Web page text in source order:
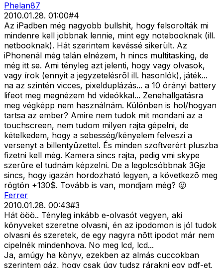
Phelan87
2010.01.28. 01:00#4
Az iPadben még nagyobb bullshit, hogy felsorolták mi
mindenre kell jobbnak lennie, mint egy notebooknak (ill.
netbooknak). Hát szerintem kevéssé sikerült. Az
iPhonenál még talán elnézem, h nincs multitasking, de
még itt se. Ami tényleg azt jelenti, hogy vagy olvasok,
vagy írok (ennyit a jegyzetelésrõl ill. hasonlók), játék...
na az szintén vicces, pixelduplázás... a 10 órányi battery
lifeot meg megnézem hd videókkal... Zenehallgatásra
meg végképp nem használnám. Különben is hol/hogyan
tartsa az ember? Amire nem tudok mit mondani az a
touchscreen, nem tudom milyen rajta gépelni, de
kételkedem, hogy a sebesség/kényelem felveszi a
versenyt a billentyûzettel. És minden szoftverért pluszba
fizetni kell még. Kamera sincs rajta, pedig vmi skype
szerûre el tudnám képzelni. De a legolcsóbbnak 3Gje
sincs, hogy igazán hordozható legyen, a következõ meg
rögtön +130$. Tovább is van, mondjam még? 😛
Ferrer
2010.01.28. 00:43#3
Hát ööö.. Tényleg inkább e-olvasót vegyen, aki
könyveket szeretne olvasni, én az ipodomon is jól tudok
olvasni és szeretek, de egy nagyra nõtt ipodot már nem
cipelnék mindenhova. No meg lcd, lcd...
Ja, amúgy ha könyv, ezekben az almás cuccokban
szerintem gáz, hogy csak úgy tudsz rárakni egy pdf-et,